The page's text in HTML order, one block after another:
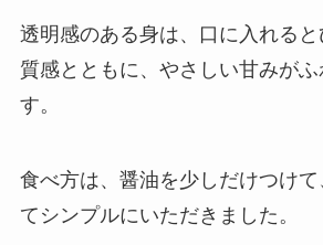
透明感のある身は、口に入れる
質感とともに、やさしい甘みがふ
す。
食べ方は、醤油を少しだけつけて
てシンプルにいただきました。